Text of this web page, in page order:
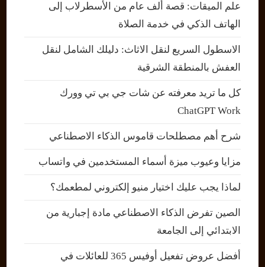
علم الميقات: قصة ألف عام من الأسطرلاب إلى
الهاتف الذكي في خدمة الصلاة
الاسطول السريع لنقل الاثاث: دليلك الشامل لنقل
العفش بالمنطقة الشرقية
كل ما تريد معرفته عن شات جي بي تي وورك
ChatGPT Work
شرح أهم مصطلحات قاموس الذكاء الاصطناعي
مزايا وعيوب ميزة أسماء المستخدمين في واتساب
لماذا يجب عليك اختيار منيو إلكتروني لمطعمك؟
الصين تفرض الذكاء الاصطناعي مادة إجبارية من
الابتدائي إلى الجامعة
أفضل عروض تفعيل أوفيس 365 للعائلات في